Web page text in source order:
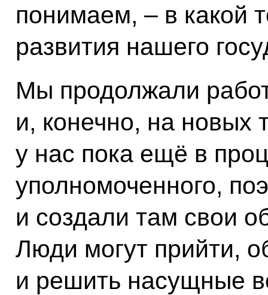
понимаем, – в какой
развития нашего
Мы продолжали
и, конечно, на новых
у нас пока ещё в
уполномоченного,
и создали там свои
Люди могут прийти,
и решить насущные